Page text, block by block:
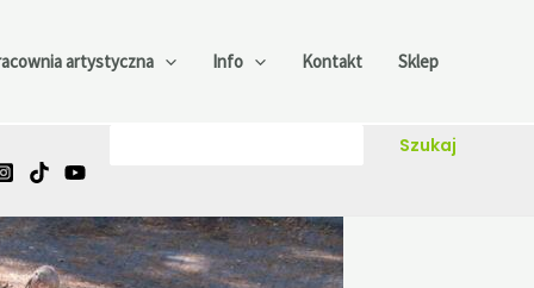
artystyczna Info Kontakt Sklep
Szukaj